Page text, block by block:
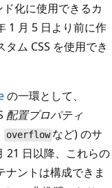
化に使用できるカ
1 月 5 日より前に作
ム CSS を使用でき
の一環として、
配置プロパティ
overflow など) のサ
21 日以降、これらの
ントは構成できま